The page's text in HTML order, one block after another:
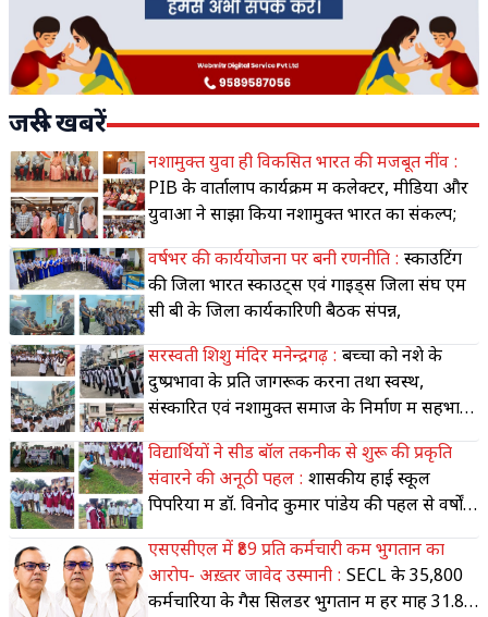
जरूरी खबरें
नशामुक्त युवा ही विकसित भारत की मजबूत नींव :
PIB के वार्तालाप कार्यक्रम में कलेक्टर, मीडिया और
युवाओं ने साझा किया नशामुक्त भारत का संकल्प;
वर्षभर की कार्ययोजना पर बनी रणनीति : स्काउटिंग
की जिला भारत स्काउट्स एवं गाइड्स जिला संघ एम
सी बी के जिला कार्यकारिणी बैठक संपन्न,
सरस्वती शिशु मंदिर मनेन्द्रगढ़ : बच्चों को नशे के
दुष्प्रभावों के प्रति जागरूक करना तथा स्वस्थ,
संस्कारित एवं नशामुक्त समाज के निर्माण में सहभागी
बने
विद्यार्थियों ने सीड बॉल तकनीक से शुरू की प्रकृति
संवारने की अनूठी पहल : शासकीय हाई स्कूल
पिपरिया में डॉ. विनोद कुमार पांडेय की पहल से वर्षों से
तैयार हो रहे सीड बॉल,
एसएसीएल में ₹89 प्रति कर्मचारी कम भुगतान का
आरोप- अख़्तर जावेद उस्मानी : SECL के 35,800
कर्मचारियों के गैस सिलेंडर भुगतान में हर माह ₹31.88